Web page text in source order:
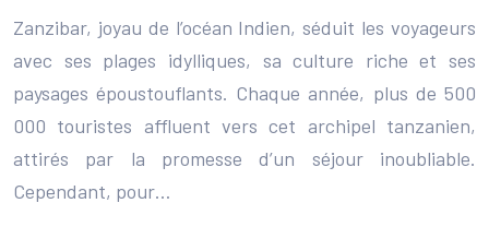
Zanzibar, joyau de l’océan Indien, séduit les voyageurs
avec ses plages idylliques, sa culture riche et ses
paysages époustouflants. Chaque année, plus de 500
000 touristes affluent vers cet archipel tanzanien,
attirés par la promesse d’un séjour inoubliable.
Cependant, pour…